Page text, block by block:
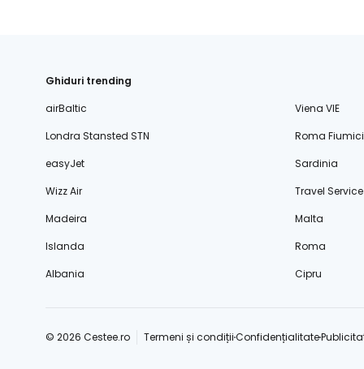
Ghiduri trending
airBaltic
Viena VIE
Londra Stansted STN
Roma
easyJet
Sardinia
Wizz Air
Travel Service
Madeira
Malta
Islanda
Roma
Albania
Cipru
© 2026 Cestee.ro Termeni și condițiiConfidențialitate